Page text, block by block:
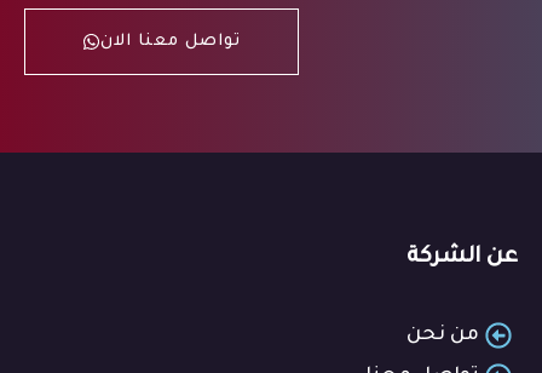
تواصل معنا الان
عن الشركة
من نحن